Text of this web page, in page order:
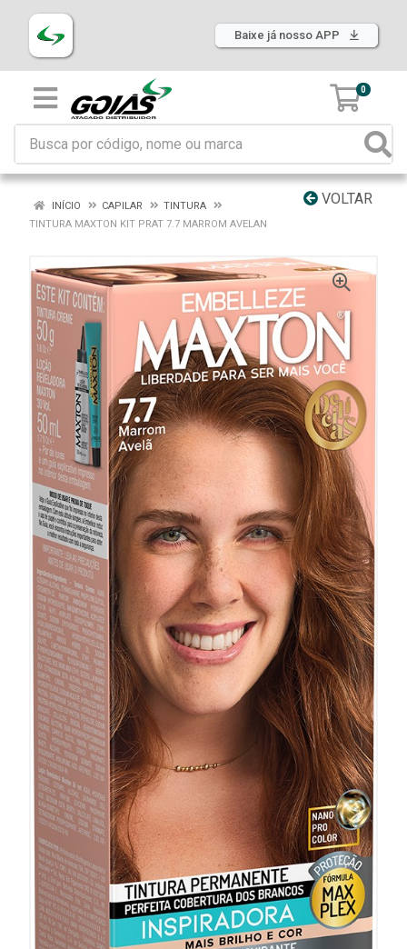
Baixe já nosso APP
0
VOLTAR
INÍCIO CAPILAR
TINTURA
TINTURA MAXTON KIT PRAT 7.7 MARROM AVELAN